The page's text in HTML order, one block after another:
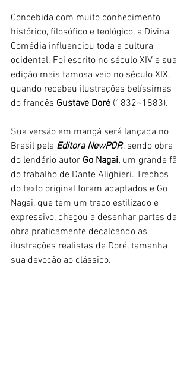
Concebida com muito conhecimento
histórico, filosófico e teológico, a Divina
Comédia influenciou toda a cultura
ocidental. Foi escrito no século XIV e sua
edição mais famosa veio no século XIX,
quando recebeu ilustrações belíssimas
do francês Gustave Doré (1832~1883).
Sua versão em mangá será lançada no
Brasil pela Editora NewPOP., sendo obra
do lendário autor Go Nagai, um grande fã
do trabalho de Dante Alighieri. Trechos
do texto original foram adaptados e Go
Nagai, que tem um traço estilizado e
expressivo, chegou a desenhar partes da
obra praticamente decalcando as
ilustrações realistas de Doré, tamanha
sua devoção ao clássico.